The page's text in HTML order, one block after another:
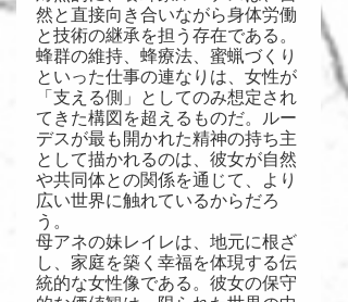
然と直接向き合いながら身体労働
と技術の継承を担う存在である。
蜂群の維持、蜂療法、蜜蝋づくり
といった仕事の連なりは、女性が
「支える側」としてのみ想定され
てきた構図を超えるものだ。ルー
デスが最も開かれた精神の持ち主
として描かれるのは、彼女が自然
や共同体との関係を通じて、より
広い世界に触れているからだろ
う。
母アネの妹レイレは、地元に根ざ
し、家庭を築く幸福を体現する伝
統的な女性像である。彼女の保守